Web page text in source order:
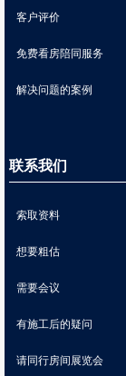
客户评价
免费看房陪同服务
解决问题的案例
联系我们
索取资料
想要粗估
需要会议
有施工后的疑问
请同行房间展览会